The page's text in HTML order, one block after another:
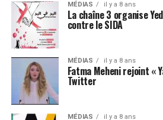
MÉDIAS il y a 8 ans
La chaîne 3 organise
contre le SIDA
MÉDIAS il y a 8 ans
Fatma Meheni rejoint «
Twitter
MÉDIAS il y a 8 ans